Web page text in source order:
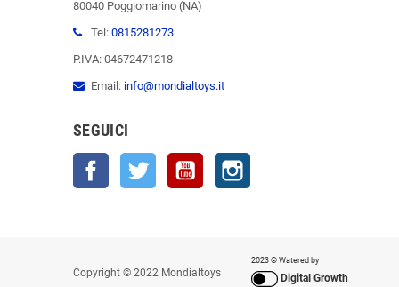
80040 Poggiomarino (NA)
Tel: 0815281273
P.IVA: 04672471218
Email: info@mondialtoys.it
SEGUICI
Facebook Twitter YouTube
Copyright © 2022 Mondialtoys
2023 © Watered by
Digital Growth